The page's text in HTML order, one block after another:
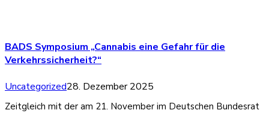
BADS Symposium „Cannabis eine Gefahr für die
Verkehrssicherheit?“
Uncategorized28. Dezember 2025
Zeitgleich mit der am 21. November im Deutschen Bundesrat